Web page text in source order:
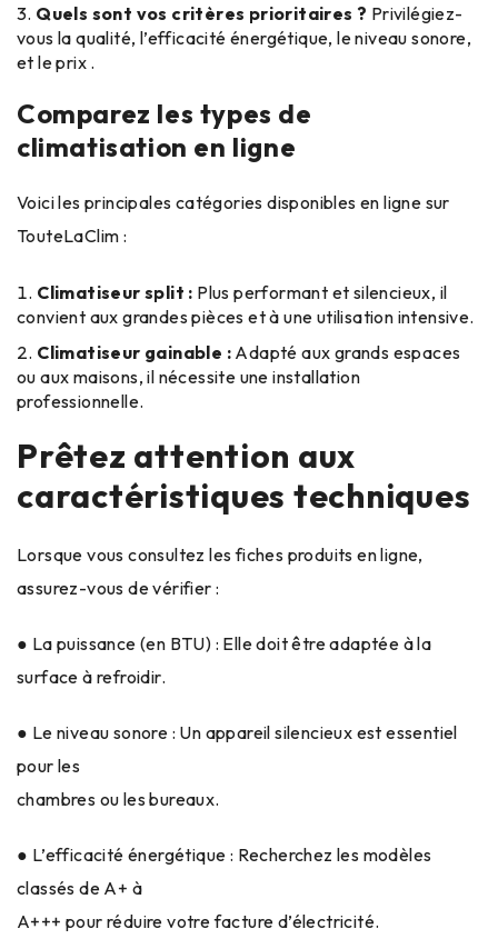
Quels sont vos critères prioritaires ? Privilégiez-
vous la qualité, l’efficacité énergétique, le niveau sonore,
et le prix .
Comparez les types de
climatisation en ligne
Voici les principales catégories disponibles en ligne sur
TouteLaClim :
Climatiseur split : Plus performant et silencieux, il
convient aux grandes pièces et à une utilisation intensive.
Climatiseur gainable : Adapté aux grands espaces
ou aux maisons, il nécessite une installation
professionnelle.
Prêtez attention aux
caractéristiques techniques
Lorsque vous consultez les fiches produits en ligne,
assurez-vous de vérifier :
● La puissance (en BTU) : Elle doit être adaptée à la
surface à refroidir.
● Le niveau sonore : Un appareil silencieux est essentiel
pour les
chambres ou les bureaux.
● L’efficacité énergétique : Recherchez les modèles
classés de A+ à
A+++ pour réduire votre facture d’électricité.